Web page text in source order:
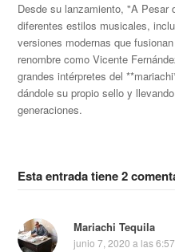
Desde su lanzamiento, "A Pesar
diferentes estilos musicales,
versiones modernas que
renombre como Vicente
grandes intérpretes del
dándole su propio sello y
generaciones.
Esta entrada tiene 2
Mariachi Tequila
junio 7, 2020 a las